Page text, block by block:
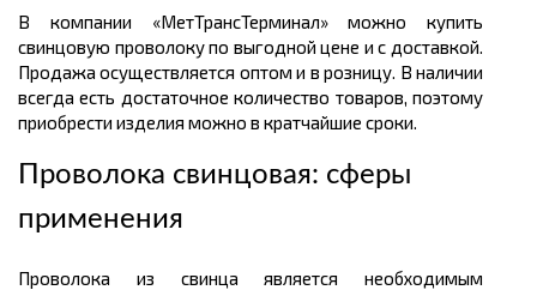
В компании «МетТрансТерминал» можно купить
свинцовую проволоку по выгодной цене и с доставкой.
Продажа осуществляется оптом и в розницу. В наличии
всегда есть достаточное количество товаров, поэтому
приобрести изделия можно в кратчайшие сроки.
Проволока свинцовая: сферы
применения
Проволока из свинца является необходимым